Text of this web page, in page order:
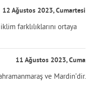
12 Ağustos 2023, Cumartesi
farklılıklarını ortaya
11 Ağustos 2023, Cuma
ve Mardin’dir.